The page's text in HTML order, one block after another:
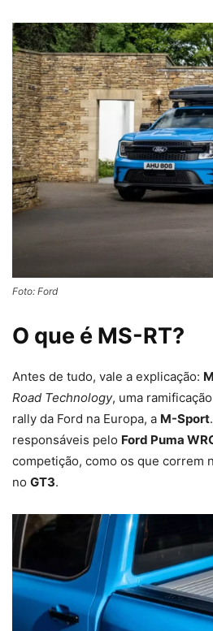
Foto: Ford
O que é MS-RT?
Antes de tudo, vale a explicação:
Road Technology, uma
rally da Ford na Europa, a M-Sport
responsáveis pelo Ford Puma
competição, como os que correm
no GT3.